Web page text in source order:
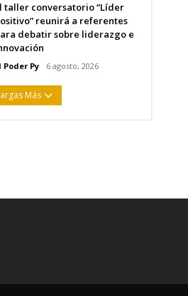
taller conversatorio “Líder
reunirá a referentes
debatir sobre liderazgo e
Poder Py 6 agosto, 2026
Más